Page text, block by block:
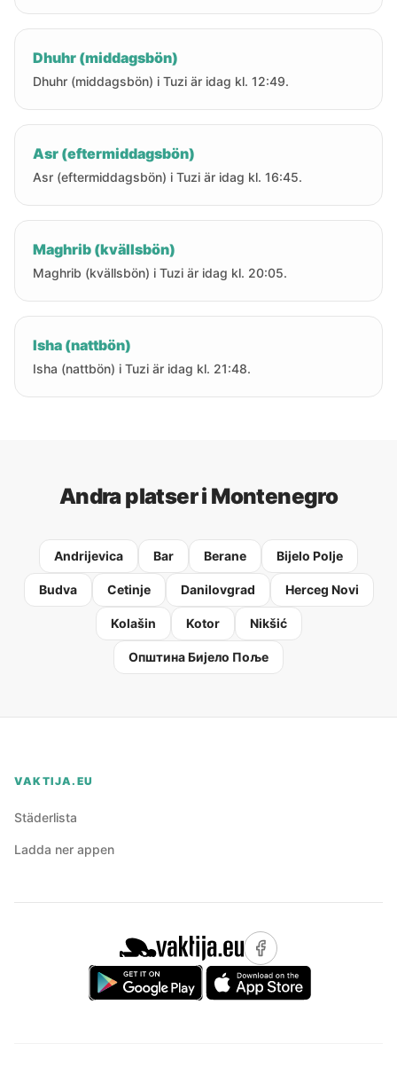
Dhuhr (middagsbön)
Dhuhr (middagsbön) i Tuzi är idag kl. 12:49.
Asr (eftermiddagsbön)
Asr (eftermiddagsbön) i Tuzi är idag kl. 16:45.
Maghrib (kvällsbön)
Maghrib (kvällsbön) i Tuzi är idag kl. 20:05.
Isha (nattbön)
Isha (nattbön) i Tuzi är idag kl. 21:48.
Andra platser i Montenegro
Andrijevica Bar Berane Bijelo Polje
Budva Cetinje Danilovgrad Herceg Novi
Kolašin Kotor Nikšić
Oпштина Бијело Поље
VAKTIJA.EU
Städerlista
Ladda ner appen